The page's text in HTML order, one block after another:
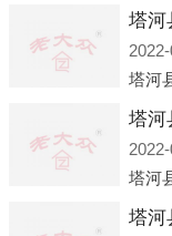
塔河